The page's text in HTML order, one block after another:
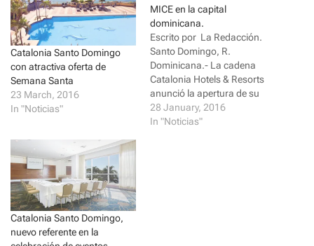
o
n
T
w
i
t
t
e
r
O
p
e
i
n
n
e
w
w
i
n
d
o
w
o
n
F
a
c
e
b
o
o
k
(
s
i
n
n
e
w
w
i
n
d
o
Catalonia Santo Domingo
con atractiva oferta de
Semana Santa
23 March, 2016
In "Noticias"
MICE en la capital
dominicana.
Escrito por La Redacción.
Santo Domingo, R.
Dominicana.- La cadena
Catalonia Hotels & Resorts
anunció la apertura de su
nueva instalación, el hotel
Catalonia Santo Domingo,
28 January, 2016
In "Noticias"
Catalonia Santo Domingo,
nuevo referente en la